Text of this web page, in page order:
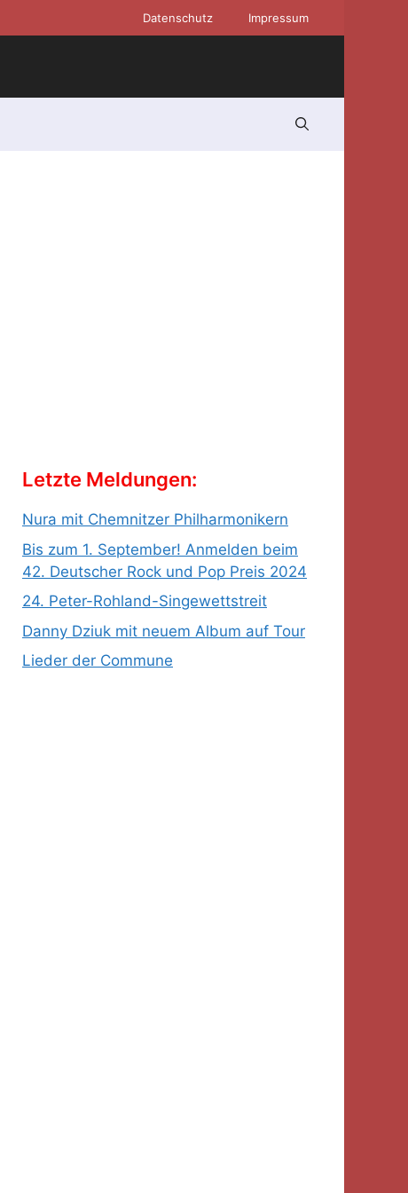
Datenschutz Impressum
Letzte Meldungen:
Nura mit Chemnitzer Philharmonikern
Bis zum 1. September! Anmelden beim
42. Deutscher Rock und Pop Preis 2024
24. Peter-Rohland-Singewettstreit
Danny Dziuk mit neuem Album auf Tour
Lieder der Commune